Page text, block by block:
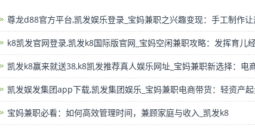
尊龙d88官方平台,凯发娱乐登录_宝妈兼职之兴趣变现：手工制作
k8凯发官网登录,凯发k8国际版官网_宝妈空闲兼职攻略：发挥育儿
凯发k8赢来就送38,k8凯发推荐真人娱乐网址_宝妈兼职新选择：电
凯发娱发集团app下载,凯发集团娱乐_宝妈兼职电商带货：轻资产
宝妈兼职必看：如何高效管理时间，兼顾家庭与收入_凯发k8